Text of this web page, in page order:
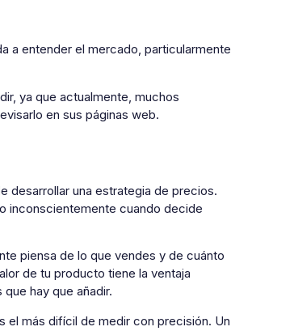
a entender el mercado, particularmente
ya que actualmente, muchos
en sus páginas web.
desarrollar una estrategia de precios.
inconscientemente cuando decide
piensa de lo que vendes y de cuánto
de tu producto tiene la ventaja
hay que añadir.
el más difícil de medir con precisión. Un